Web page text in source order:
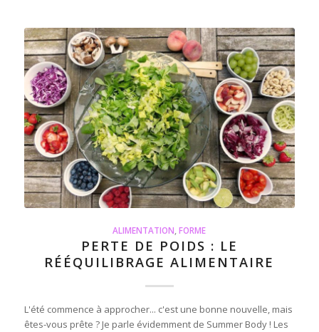
ALIMENTATION,FORME
PERTE DE POIDS : LE
RÉÉQUILIBRAGE ALIMENTAIRE
L'été commence à approcher... c'est une bonne nouvelle, mais
êtes-vous prête ? Je parle évidemment de Summer Body ! Les